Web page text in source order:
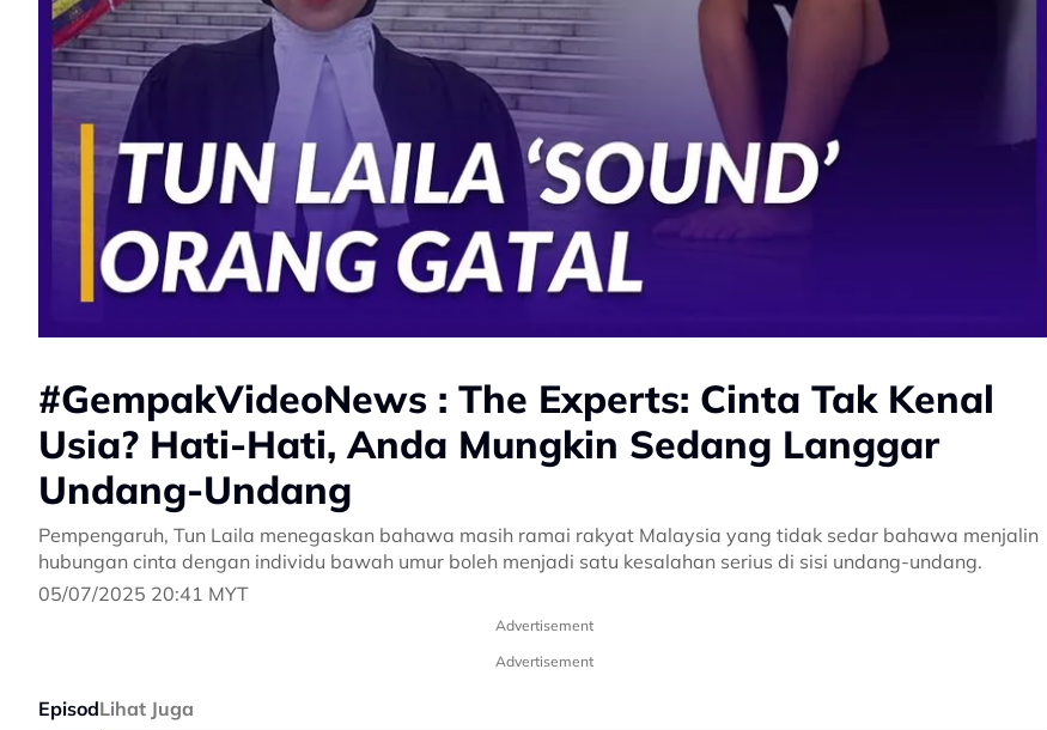
#GempakVideoNews : The Experts: Cinta Tak Kenal
Usia? Hati-Hati, Anda Mungkin Sedang Langgar
Undang-Undang
Pempengaruh, Tun Laila menegaskan bahawa masih ramai rakyat Malaysia yang tidak sedar bahawa menjalin
hubungan cinta dengan individu bawah umur boleh menjadi satu kesalahan serius di sisi undang-undang.
05/07/2025 20:41 MYT
Advertisement
Advertisement
EpisodLihat Juga